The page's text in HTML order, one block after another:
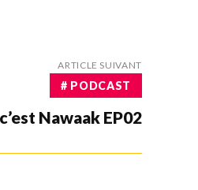
ARTICLE SUIVANT
# PODCAST
Nawaak EP02